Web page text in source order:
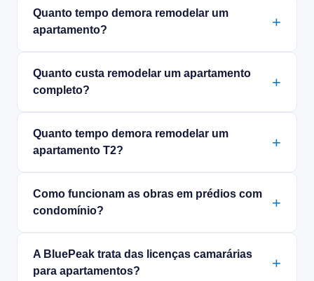
Quanto tempo demora remodelar um
apartamento?
Quanto custa remodelar um apartamento
completo?
Quanto tempo demora remodelar um
apartamento T2?
Como funcionam as obras em prédios com
condomínio?
A BluePeak trata das licenças camarárias
para apartamentos?